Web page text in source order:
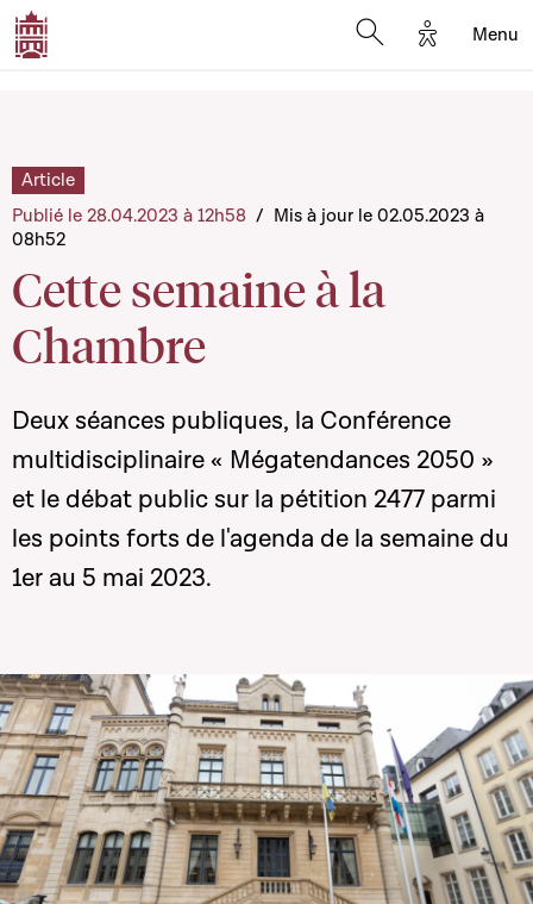
Options
Menu
Cette semaine à la
Chambre
Article
Publié le 28.04.2023 à 12h58 / Mis à jour le 02.05.2023 à
08h52
Deux séances publiques, la Conférence
multidisciplinaire « Mégatendances 2050 »
et le débat public sur la pétition 2477 parmi
les points forts de l'agenda de la semaine du
1er au 5 mai 2023.